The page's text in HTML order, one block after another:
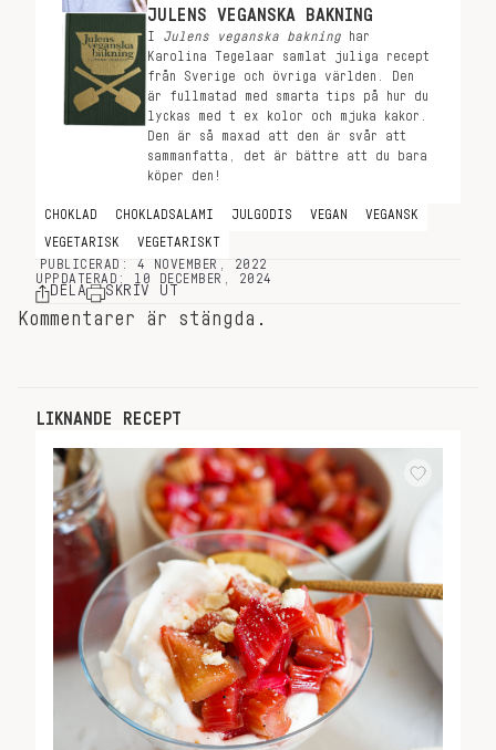
JULENS VEGANSKA BAKNING
I Julens veganska bakning
har
Karolina Tegelaar samlat juliga recept
från Sverige och övriga världen. Den
är fullmatad med smarta tips på hur du
lyckas med t ex kolor och mjuka kakor.
Den är så maxad att den är svår att
sammanfatta, det är bättre att du bara
köper den!
CHOKLAD CHOKLADSALAMI JULGODIS VEGAN VEGANSK
VEGETARISK
VEGETARISKT
PUBLICERAD: 4 NOVEMBER, 2022
UPPDATERAD: 10 DECEMBER, 2024
DELA SKRIV UT
Kommentarer är stängda.
LIKNANDE RECEPT